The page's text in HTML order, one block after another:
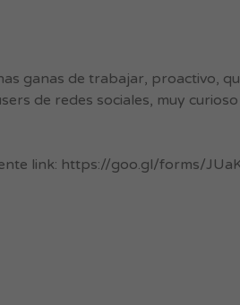
ganas de trabajar, proactivo,
de redes sociales, muy
link: https://goo.gl/forms/